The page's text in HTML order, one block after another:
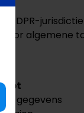
GDPR-
algemene
typt
gegevens